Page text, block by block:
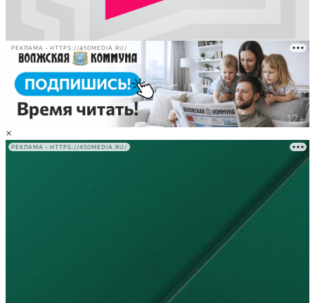
РЕКЛАМА • HTTPS://450MEDIA.RU/
×
РЕКЛАМА • HTTPS://450MEDIA.RU/